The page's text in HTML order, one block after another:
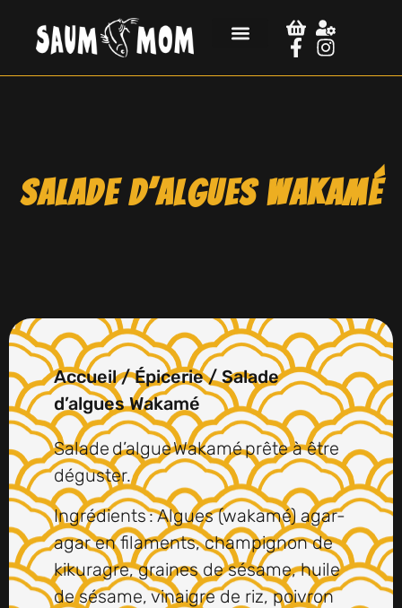
Salade d’algues Wakamé
Accueil/Épicerie/ Salade
d’algues Wakamé
Salade d’algue Wakamé prête à être
déguster.
Ingrédients : Algues (wakamé) agar-
agar en filaments,champignon de
kikuragre, graines de sésame, huile
de sésame,vinaigre de riz, poivron